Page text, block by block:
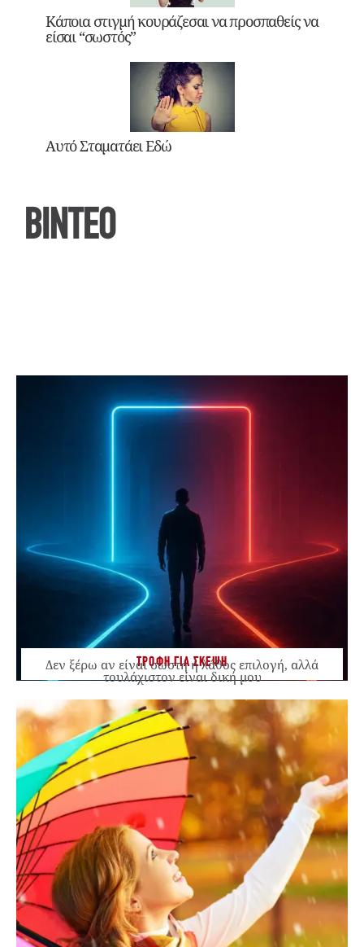
Κάποια στιγμή κουράζεσαι να προσπαθείς να
είσαι “σωστός”
Αυτό Σταματάει Εδώ
ΒΙΝΤΕΟ
ΤΡΟΦΗ ΓΙΑ ΣΚΕΨΗ
Δεν ξέρω αν είναι σωστή ή λάθος επιλογή, αλλά
τουλάχιστον είναι δική μου